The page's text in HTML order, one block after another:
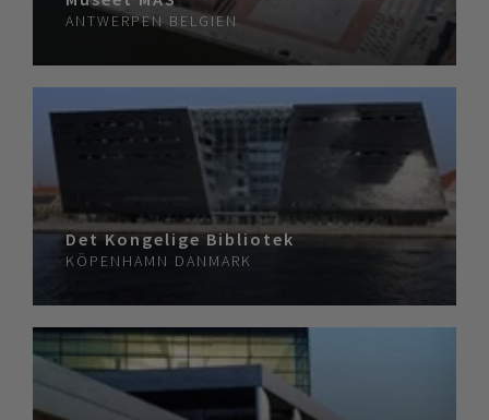
ANTWERPEN BELGIEN
Det Kongelige Bibliotek
KÖPENHAMN DANMARK